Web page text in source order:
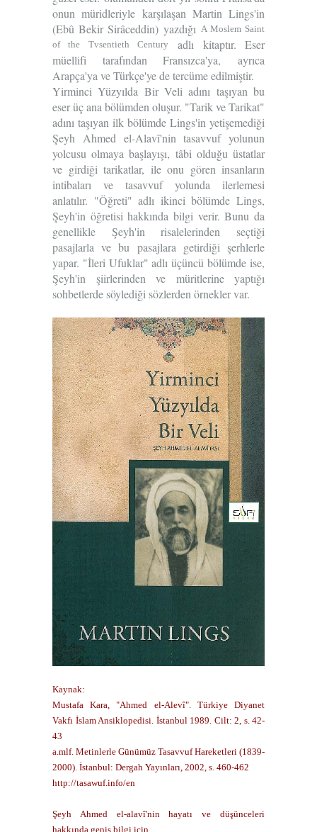
onun müridleriyle kar­şılaşan Martin Lings'in
(Ebû Bekir Sirâceddin) yazdığı A Moslem Saint
of the Tvsentieth Century
adlı kitaptır. Eser
müellifi tarafından Fran­sızca'ya, ayrıca
Arapça'ya ve Türkçe'ye de tercüme edilmiştir.
Yirminci Yüzyılda Bir Veli adını taşıyan bu
eser üç ana bölümden oluşur. "Tarik ve Tarikat"
adını taşıyan ilk bölümde Lings'in yetişemediği
Şeyh Ahmed el-Alavî'nin tasavvuf yolunun
yolcusu olmaya başlayışı, tâbi olduğu üstatlar
ve girdiği tarikatlar, ile onu gören insanların
intibaları ve tasavvuf yolunda ilerlemesi
anlatılır. "Öğreti" adlı ikinci bölümde Lings,
Şeyh'in öğretisi hakkında bilgi verir. Bunu da
genellikle Şeyh'in risalelerinden seçtiği
pasajlarla ve bu pasajlara getirdiği şerhlerle
yapar. "İleri Ufuklar" adlı üçüncü bölümde ise,
Şeyh'in şiirlerinden ve müritlerine yaptığı
sohbetlerde söylediği sözlerden örnekler var.
Kaynak:
Mustafa Kara, "Ahmed el-Alevî". Türkiye Diyanet
Vakfı İslam Ansiklopedisi. İstanbul 1989. Cilt: 2, s. 42-
43
a.mlf. Metinlerle Günümüz Tasavvuf Hareketleri (1839-
2000). İstanbul: Dergah Yayınları, 2002, s. 460-462
http://tasawuf.info/en
Şeyh Ahmed el-alavî'nin hayatı ve düşünceleri
hakkında geniş bilgi için